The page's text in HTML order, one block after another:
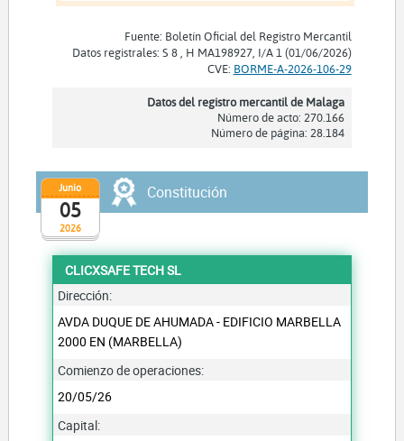
Fuente: Boletín Oficial del Registro Mercantil
Datos registrales: S 8 , H MA198927, I/A 1 (01/06/2026)
CVE: BORME-A-2026-106-29
Datos del registro mercantil de Malaga
Número de acto: 270.166
Número de página: 28.184
2026
Junio
05
Constitución
CLICXSAFE TECH SL
Dirección:
AVDA DUQUE DE AHUMADA - EDIFICIO MARBELLA
2000 EN (MARBELLA)
Comienzo de operaciones:
20/05/26
Capital: